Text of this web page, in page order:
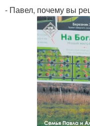
- Павел, почему вы